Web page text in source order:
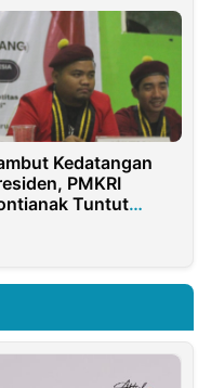
Kedatangan
PMKRI
Tuntut